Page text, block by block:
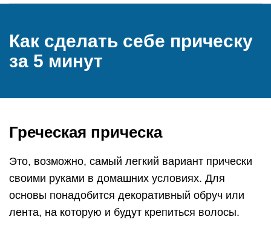
Как сделать себе прическу
за 5 минут
Греческая прическа
Это, возможно, самый легкий вариант прически
своими руками в домашних условиях. Для
основы понадобится декоративный обруч или
лента, на которую и будут крепиться волосы.